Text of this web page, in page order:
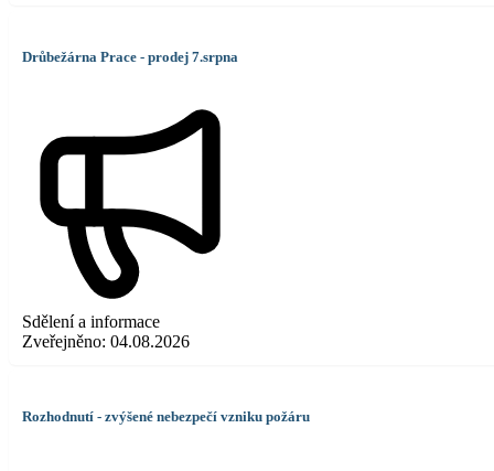
Drůbežárna Prace - prodej 7.srpna
Sdělení a informace
Zveřejněno: 04.08.2026
Rozhodnutí - zvýšené nebezpečí vzniku požáru